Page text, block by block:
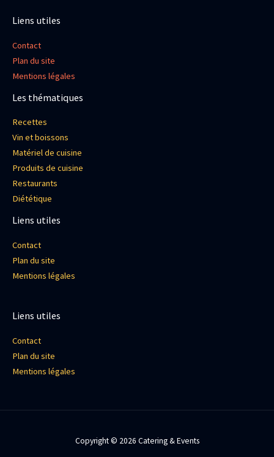
Liens utiles
Contact
Plan du site
Mentions légales
Les thématiques
Recettes
Vin et boissons
Matériel de cuisine
Produits de cuisine
Restaurants
Diététique
Liens utiles
Contact
Plan du site
Mentions légales
Liens utiles
Contact
Plan du site
Mentions légales
Copyright © 2026 Catering & Events